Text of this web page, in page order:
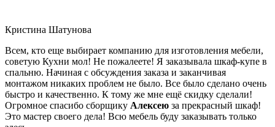
Кристина Шатунова
Всем, кто еще выбирает компанию для изготовления мебели,
советую Кухни мол! Не пожалеете! Я заказывала шкаф-купе в
спальню. Начиная с обсуждения заказа и заканчивая
монтажом никаких проблем не было. Все было сделано очень
быстро и качественно. К тому же мне ещё скидку сделали!
Огромное спасибо сборщику Алексею за прекрасный шкаф!
Это мастер своего дела! Всю мебель буду заказывать только